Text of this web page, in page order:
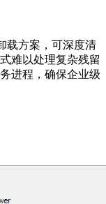
载方案，可深度清
难以处理复杂残留
进程，确保企业级